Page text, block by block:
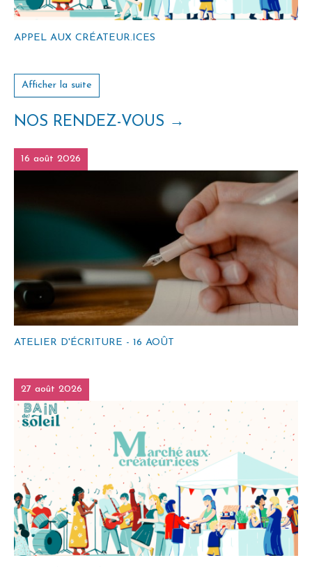
APPEL AUX CRÉATEUR.ICES
Afficher la suite
NOS RENDEZ-VOUS →
16 août 2026
ATELIER D'ÉCRITURE - 16 AOÛT
27 août 2026